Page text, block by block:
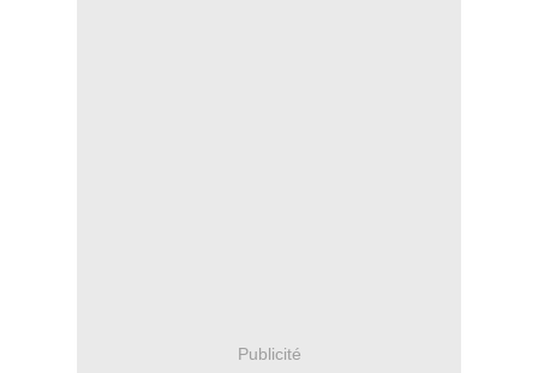
Publicité